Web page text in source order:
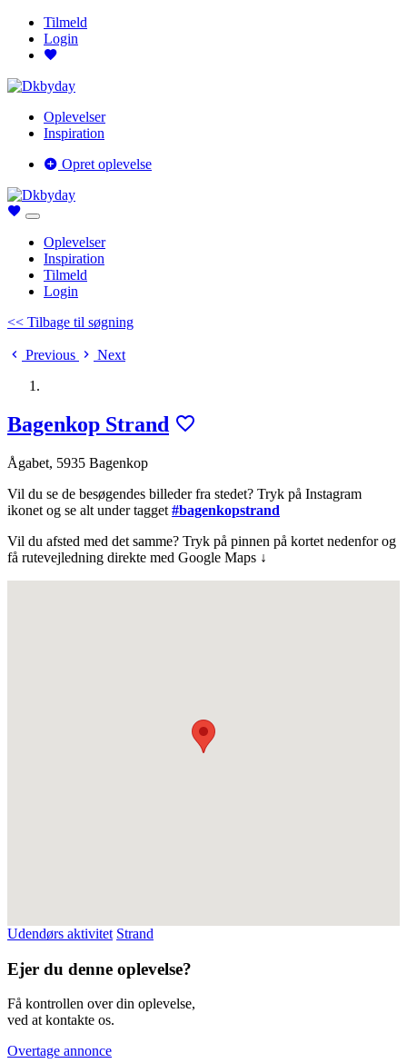
Tilmeld
Login
Oplevelser
Inspiration
Opret oplevelse
Oplevelser
Inspiration
Tilmeld
Login
<< Tilbage til søgning
Previous Next
Bagenkop Strand
Ågabet, 5935 Bagenkop
Vil du se de besøgendes billeder fra stedet? Tryk på Instagram
ikonet og se alt under tagget #bagenkopstrand
Vil du afsted med det samme? Tryk på pinnen på kortet nedenfor og
få rutevejledning direkte med Google Maps ↓
Udendørs aktivitet Strand
Ejer du denne oplevelse?
Få kontrollen over din oplevelse,
ved at kontakte os.
Overtage annonce